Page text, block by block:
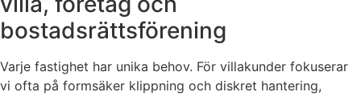
bostadsrättsförening
Varje fastighet har unika behov. För villakunder fokuserar
vi ofta på formsäker klippning och diskret hantering,